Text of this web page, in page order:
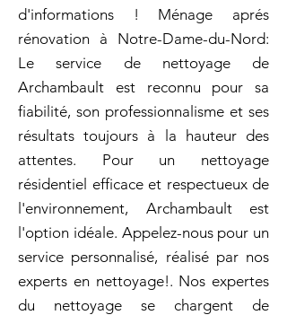
d'informations ! Ménage aprés
rénovation à Notre-Dame-du-Nord:
Le service de nettoyage de
Archambault est reconnu pour sa
fiabilité, son professionnalisme et ses
résultats toujours à la hauteur des
attentes. Pour un nettoyage
résidentiel efficace et respectueux de
l'environnement, Archambault est
l'option idéale. Appelez-nous pour un
service personnalisé, réalisé par nos
experts en nettoyage!. Nos expertes
du nettoyage se chargent de